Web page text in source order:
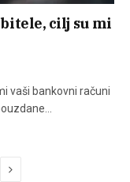
cilj su mi
vaši bankovni računi
Next